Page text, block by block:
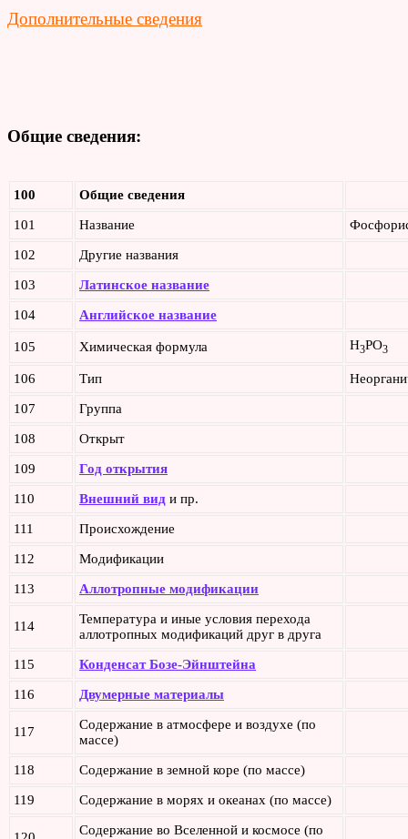
Дополнительные сведения
Общие сведения:
100 Общие сведения
101 Название
102 Другие названия
103 Латинское название
104 Английское название
105 Химическая формула H3PO3
106 Тип
107 Группа
108 Открыт
109 Год открытия
110 Внешний вид и пр.
111 Происхождение
112 Модификации
113 Аллотропные модификации
114
Температура и иные условия перехода
аллотропных модификаций друг в друга
115 Конденсат Бозе-Эйнштейна
116 Двумерные материалы
117
Содержание в атмосфере и воздухе (по
массе)
118 Содержание в земной коре (по массе)
119 Содержание в морях и океанах (по массе)
Содержание во Вселенной и космосе (по